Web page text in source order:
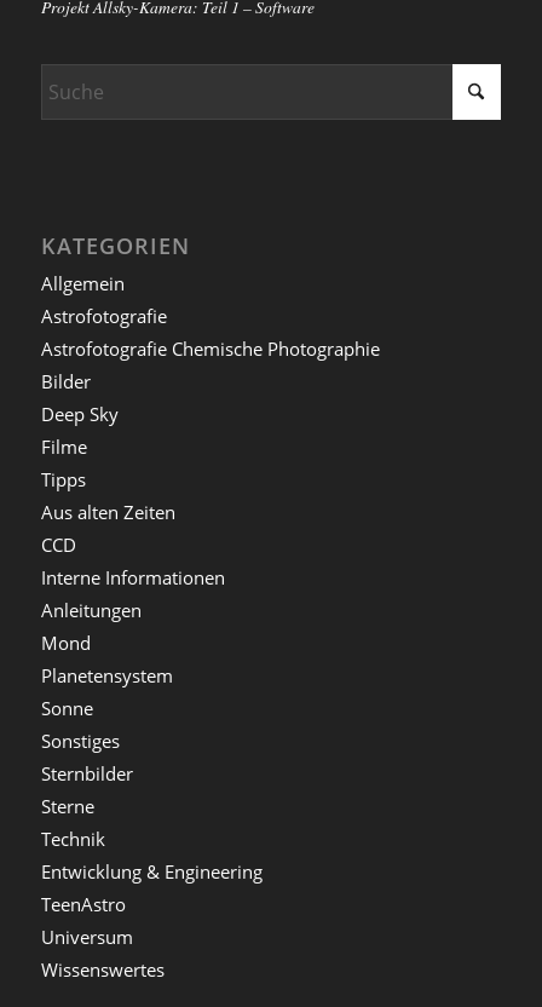
Projekt Allsky-Kamera: Teil 1 – Software
KATEGORIEN
Allgemein
Astrofotografie
Astrofotografie Chemische Photographie
Bilder
Deep Sky
Filme
Tipps
Aus alten Zeiten
CCD
Interne Informationen
Anleitungen
Mond
Planetensystem
Sonne
Sonstiges
Sternbilder
Sterne
Technik
Entwicklung & Engineering
TeenAstro
Universum
Wissenswertes